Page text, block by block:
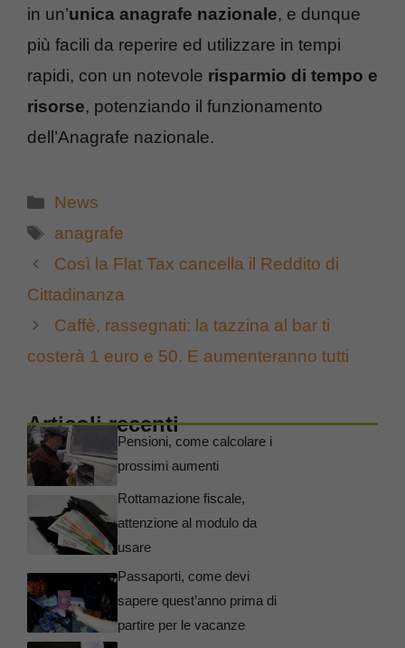
in un’unica anagrafe nazionale, e dunque
più facili da reperire ed utilizzare in tempi
rapidi, con un notevole risparmio di tempo e
risorse, potenziando il funzionamento
dell’Anagrafe nazionale.
Categorie
News
Tag
anagrafe
Così la Flat Tax cancella il Reddito di
Cittadinanza
Caffè, rassegnati: la tazzina al bar ti
costerà 1 euro e 50. E aumenteranno tutti
Articoli recenti
Pensioni, come calcolare i
prossimi aumenti
Rottamazione fiscale,
attenzione al modulo da
usare
Passaporti, come devi
sapere quest’anno prima di
partire per le vacanze